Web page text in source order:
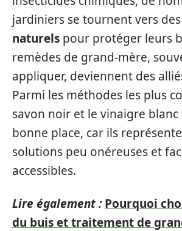
jardiniers se tournent vers des
naturels pour protéger leurs
remèdes de grand-mère,
appliquer, deviennent des
Parmi les méthodes les plus
savon noir et le vinaigre
bonne place, car ils
solutions peu onéreuses et
accessibles.
Lire également : Pourquoi
du buis et traitement de